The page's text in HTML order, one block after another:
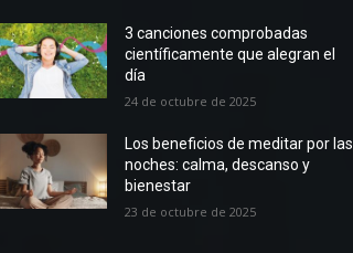
3 canciones comprobadas
científicamente que alegran el
día
24 de octubre de 2025
Los beneficios de meditar por las
noches: calma, descanso y
bienestar
23 de octubre de 2025